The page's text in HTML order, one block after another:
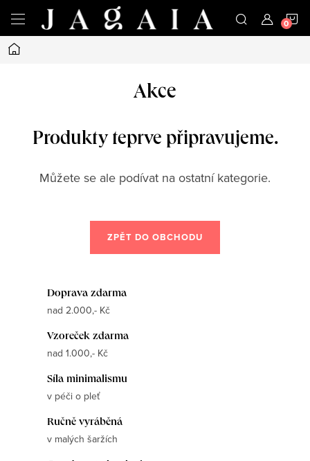
obsah
Domů
Akce
Produkty teprve připravujeme.
Můžete se ale podívat na ostatní kategorie.
ZPĚT DO OBCHODU
Doprava zdarma
nad 2.000,- Kč
Vzoreček zdarma
nad 1.000,- Kč
Síla minimalismu
v péči o pleť
Ručně vyráběná
v malých šaržích